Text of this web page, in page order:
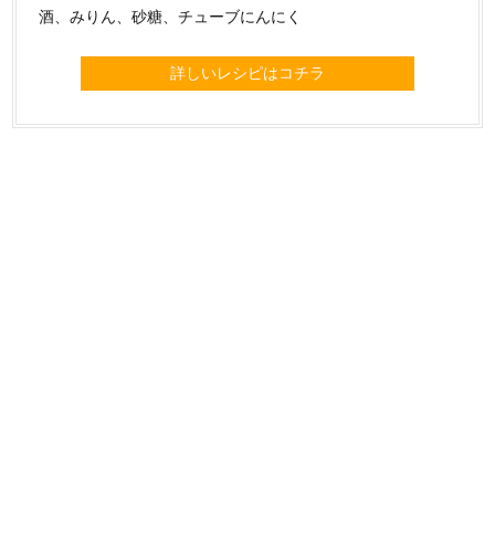
酒、みりん、砂糖、チューブにんにく
詳しいレシピはコチラ